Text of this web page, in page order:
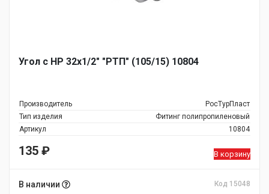
Угол с НР 32х1/2" "РТП" (105/15) 10804
Производитель
РосТурПласт
Тип изделия
Фитинг полипропиленовый
Артикул
10804
135 ₽ В корзину
В наличии Код 15048